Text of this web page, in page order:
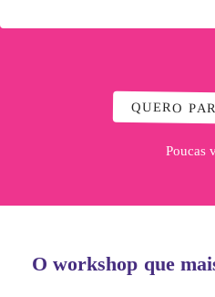
QUERO
Poucas
O workshop que